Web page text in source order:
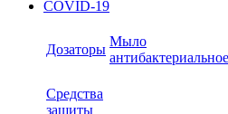
COVID-19
Дозаторы
Мыло
антибактериальное
Средства
защиты